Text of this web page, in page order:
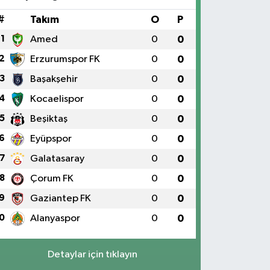
Takım O P
1 Amed 0 0
Erzurumspor FK 0 0
3 Başakşehir 0 0
Kocaelispor 0 0
5 Beşiktaş 0 0
Eyüpspor 0 0
7 Galatasaray 0 0
8 Çorum FK 0 0
Gaziantep FK 0 0
Alanyaspor 0 0
Detaylar için tıklayın